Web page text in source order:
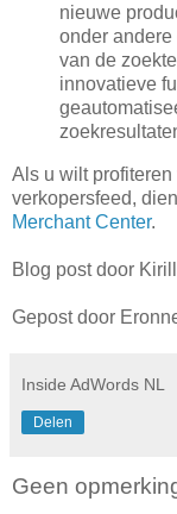
nieuwe
onder
van de
innovatieve
Als u wilt
verkopersfeed,
Merchant Center.
Blog post door
Gepost door
Inside AdWords NL
Delen
Geen